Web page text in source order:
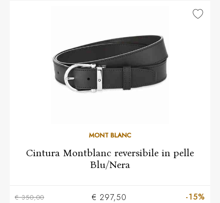
MONT BLANC
Cintura Montblanc reversibile in pelle
Blu/Nera
€ 350,00 € 297,50 -15%